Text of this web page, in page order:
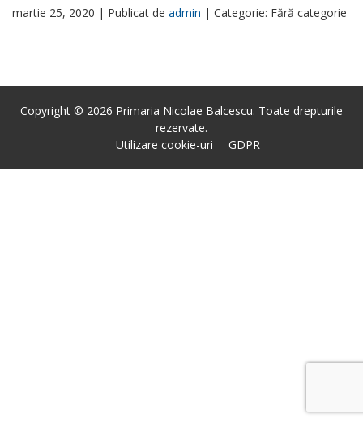
martie 25, 2020 | Publicat de admin | Categorie: Fără categorie
Copyright © 2026 Primaria Nicolae Balcescu. Toate drepturile
rezervate.
Utilizare cookie-uri
GDPR